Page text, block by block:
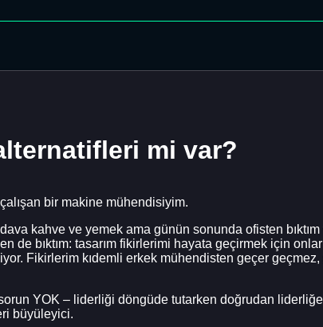
mi var?
bir makine mühendisiyim.
kahve ve yemek ama günün sonunda ofisten
bıktım: tasarım fikirlerimi hayata geçirmek için
Fikirlerim kıdemli erkek mühendisten geçer
YOK – liderliği döngüde tutarken doğrudan
büyüleyici.